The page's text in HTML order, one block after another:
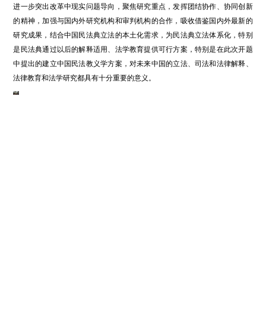
进一步突出改革中现实问题导向，聚焦研究重点，发挥团结协作、协同创新
的精神，加强与国内外研究机构和审判机构的合作，吸收借鉴国内外最新的
研究成果，结合中国民法典立法的本土化需求，为民法典立法体系化，特别
是民法典通过以后的解释适用、法学教育提供可行方案，特别是在此次开题
中提出的建立中国民法教义学方案，对未来中国的立法、司法和法律解释、
法律教育和法学研究都具有十分重要的意义。